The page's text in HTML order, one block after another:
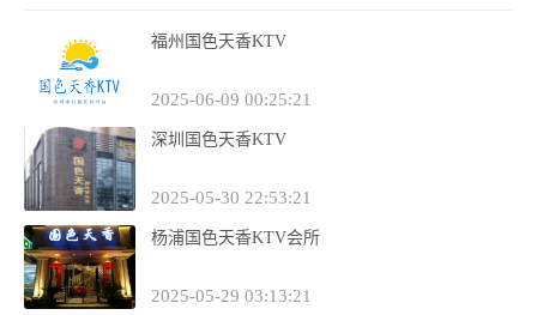
福州国色天香KTV
2025-06-09 00:25:21
深圳国色天香KTV
2025-05-30 22:53:21
杨浦国色天香KTV会所
2025-05-29 03:13:21